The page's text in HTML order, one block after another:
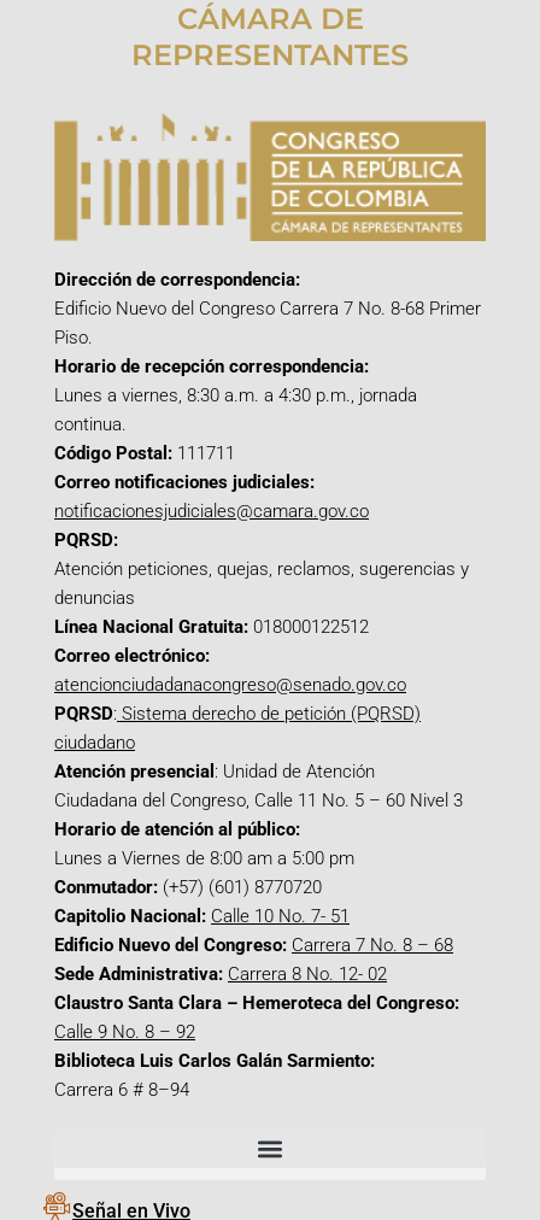
CÁMARA DE
REPRESENTANTES
Dirección de correspondencia:
Edificio Nuevo del Congreso Carrera 7 No. 8-68 Primer
Piso.
Horario de recepción correspondencia:
Lunes a viernes, 8:30 a.m. a 4:30 p.m., jornada
continua.
Código Postal: 111711
Correo notificaciones judiciales:
notificacionesjudiciales@camara.gov.co
PQRSD:
Atención peticiones, quejas, reclamos, sugerencias y
denuncias
Línea Nacional Gratuita: 018000122512
Correo electrónico:
atencionciudadanacongreso@senado.gov.co
PQRSD: Sistema derecho de petición (PQRSD)
ciudadano
Atención presencial : Unidad de Atención
Ciudadana del Congreso, Calle 11 No. 5 – 60 Nivel 3
Horario de atención al público:
Lunes a Viernes de 8:00 am a 5:00 pm
Conmutador: (+57) (601) 8770720
Capitolio Nacional: Calle 10 No. 7- 51
Edificio Nuevo del Congreso: Carrera 7 No. 8 – 68
Sede Administrativa: Carrera 8 No. 12- 02
Claustro Santa Clara – Hemeroteca del Congreso:
Calle 9 No. 8 – 92
Biblioteca Luis Carlos Galán Sarmiento:
Carrera 6 # 8–94
Señal en Vivo